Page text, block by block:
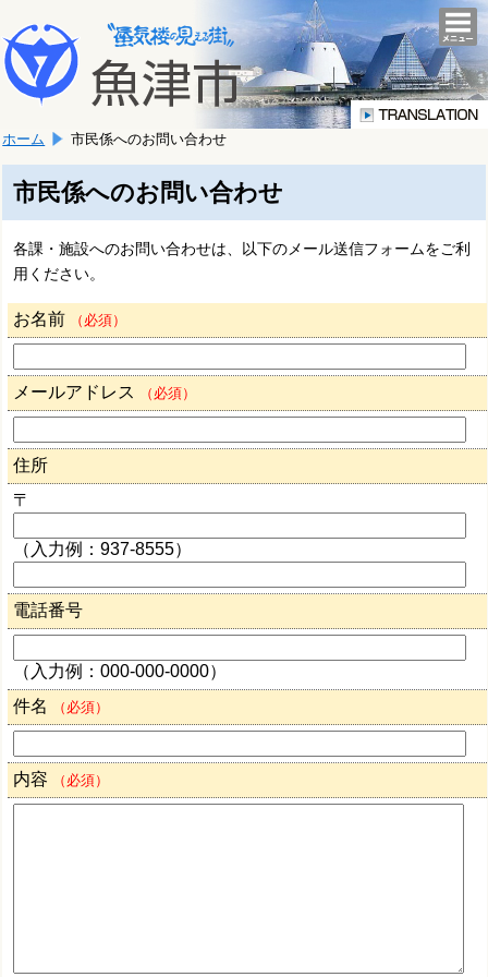
文
へ
移
ま
す。
こ
か
文
で
す。
ホーム 市民係へのお問い合わせ
市民係へのお問い合わせ
各課・施設へのお問い合わせは、以下のメール送信フォームをご利
用ください。
お名前 （必須）
メールアドレス （必須）
住所
〒
（入力例：937-8555）
電話番号
（入力例：000-000-0000）
件名
（必須）
内容 （必須）